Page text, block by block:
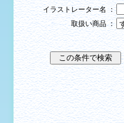
イラストレーター名 ：
取扱い商品 ：